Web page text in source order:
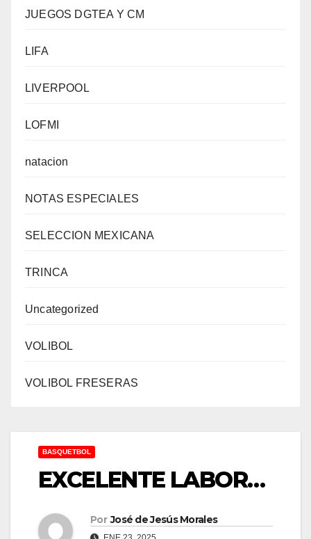
JUEGOS DGTEA Y CM
LIFA
LIVERPOOL
LOFMI
natacion
NOTAS ESPECIALES
SELECCION MEXICANA
TRINCA
Uncategorized
VOLIBOL
VOLIBOL FRESERAS
BASQUETBOL
EXCELENTE LABOR…
Por José de Jesús Morales